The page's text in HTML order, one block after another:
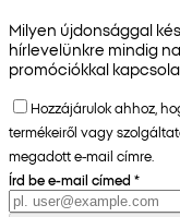
Milyen újdonsággal
hírlevelünkre mindig
promóciókkal
Hozzájárulok ahhoz,
termékeiről vagy
megadott e-mail címre.
Írd be e-mail címed *